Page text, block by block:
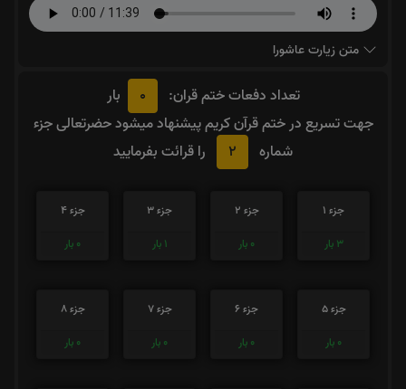
متن زیارت عاشورا
تعداد دفعات ختم قران: 0
بار
جهت تسریع در ختم قرآن کریم پیشنهاد میشود حضرتعالی جزء
شماره
2 را قرائت بفرمایید
جزء 1
3 بار
جزء 2
0 بار
جزء 3
1 بار
جزء 4
0 بار
جزء 5
0 بار
جزء 6
0 بار
جزء 7
0 بار
جزء 8
0 بار